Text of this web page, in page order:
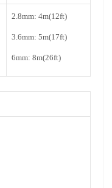
2.8mm: 4m(12ft)
3.6mm: 5m(17ft)
6mm: 8m(26ft)